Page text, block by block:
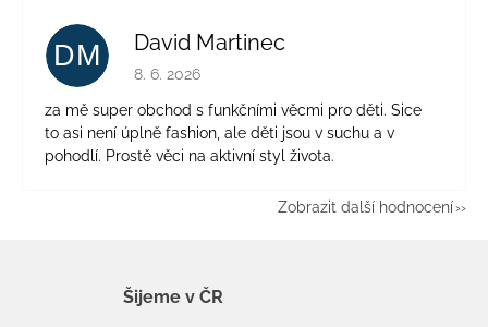
DM David Martinec
Hodnocení obchodu je 5 z 5 hvězdiček.
8. 6. 2026
za mě super obchod s funkčními věcmi pro děti. Sice
to asi není úplně fashion, ale děti jsou v suchu a v
pohodlí. Prostě věci na aktivní styl života.
Zobrazit další hodnocení
Šijeme v ČR